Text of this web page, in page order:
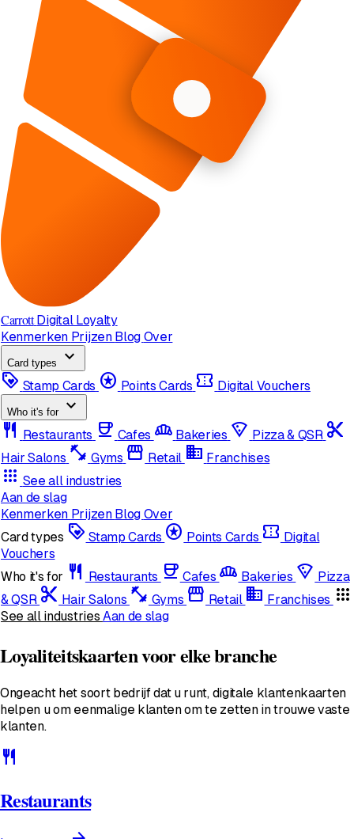
Carrott Digital Loyalty
Kenmerken Prijzen Blog Over
Card types
expand_more
loyalty Stamp Cards stars Points Cards confirmation_number Digital Vouchers
Who it's for expand_more
restaurant Restaurants coffee Cafes bakery_dining Bakeries local_pizza Pizza & QSR content_cut
Hair Salons fitness_center Gyms storefront Retail domain Franchises
apps See all industries
Aan de slag
Kenmerken Prijzen Blog Over
Card types loyalty Stamp Cards stars Points Cards confirmation_number Digital
Vouchers
Who it's for restaurant Restaurants coffee Cafes bakery_dining Bakeries local_pizza Pizza
& QSR content_cut Hair Salons fitness_center Gyms storefront Retail domain Franchises apps
See all industries Aan de slag
Loyaliteitskaarten voor elke branche
Ongeacht het soort bedrijf dat u runt, digitale klantenkaarten
helpen u om eenmalige klanten om te zetten in trouwe vaste
klanten.
restaurant
Restaurants